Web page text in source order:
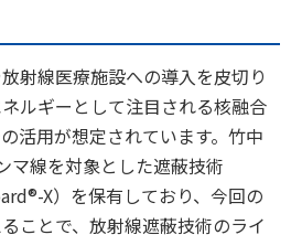
射線医療施設への導入を皮切り
ルギーとして注目される核融合
活用が想定されています。竹中
マ線を対象とした遮蔽技術
X）を保有しており、今回の
ことで、放射線遮蔽技術のライ